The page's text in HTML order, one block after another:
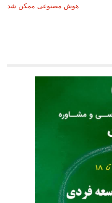
هوش مصنوعی ممکن شد